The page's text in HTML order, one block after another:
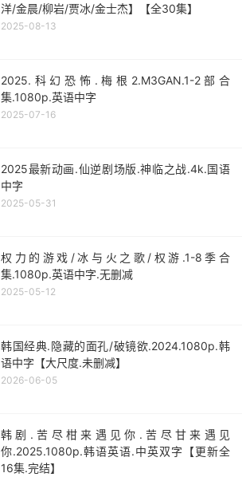
洋/金晨/柳岩/贾冰/金士杰】【全30集】
2025-08-13
2025.科幻恐怖.梅根2.M3GAN.1-2部合
集.1080p.英语中字
2025-07-16
2025最新动画.仙逆剧场版.神临之战.4k.国语
中字
2025-05-31
权力的游戏/冰与火之歌/权游.1-8季合
集.1080p.英语中字.无删减
2025-05-12
韩国经典.隐藏的面孔/破镜欲.2024.1080p.韩
语中字【大尺度.未删减】
2026-06-05
韩剧.苦尽柑来遇见你.苦尽甘来遇见
你.2025.1080p.韩语英语.中英双字【更新全
16集.完结】